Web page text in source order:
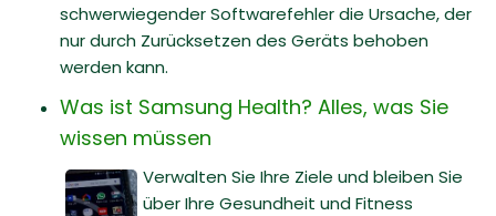
schwerwiegender Softwarefehler die Ursache, der
nur durch Zurücksetzen des Geräts behoben
werden kann.
Was ist Samsung Health? Alles, was Sie
wissen müssen
Verwalten Sie Ihre Ziele und bleiben Sie
über Ihre Gesundheit und Fitness